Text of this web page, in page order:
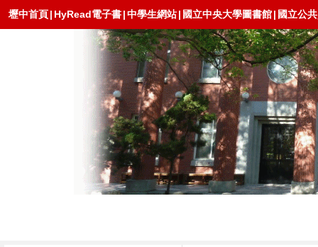
壢中首頁| HyRead電子書|中學生網站| 國立中央大學圖書館| 國立公